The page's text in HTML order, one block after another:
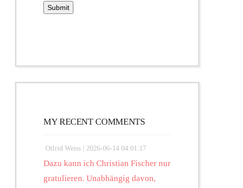
MY RECENT COMMENTS
Otfrid Weiss | 2026-06-14 04:01:17
Dazu kann ich Christian Fischer nur
gratulieren. Unabhängig davon,